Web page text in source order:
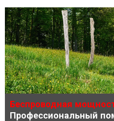
Беспроводная
Профессиональный